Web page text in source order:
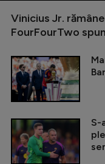
Vinicius Jr.
FourFourTwo
S-